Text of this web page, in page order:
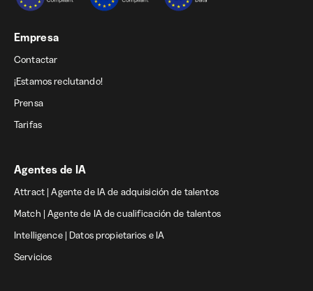
Empresa
Contactar
¡Estamos reclutando!
Prensa
Tarifas
Agentes de IA
Attract | Agente de IA de adquisición de talentos
Match | Agente de IA de cualificación de talentos
Intelligence | Datos propietarios e IA
Servicios